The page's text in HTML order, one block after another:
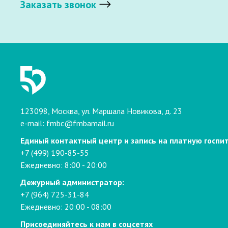
Заказать звонок
123098, Москва, ул. Маршала Новикова, д. 23
e-mail: fmbc@fmbamail.ru
Единый контактный центр и запись на платную
+7 (499) 190-85-55
Ежедневно: 8:00 - 20:00
Дежурный администратор:
+7 (964) 725-31-84
Ежедневно: 20:00 - 08:00
Присоединяйтесь к нам в соцсетях